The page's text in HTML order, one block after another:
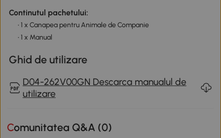
Continutul pachetului:
• 1 x Canapea pentru Animale de Companie
• 1 x Manual
Ghid de utilizare
D04-262V00GN Descarca manualul de
utilizare
Comunitatea Q&A (0)